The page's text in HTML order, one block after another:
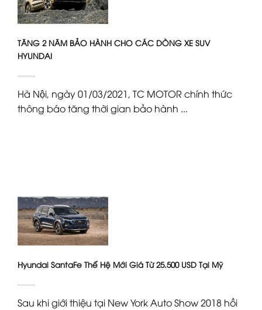
TĂNG 2 NĂM BẢO HÀNH CHO CÁC DÒNG XE SUV
HYUNDAI
Hà Nội, ngày 01/03/2021, TC MOTOR chính thức
thông báo tăng thời gian bảo hành ...
Hyundai SantaFe Thế Hệ Mới Giá Từ 25.500 USD Tại Mỹ
Sau khi giới thiệu tại New York Auto Show 2018 hồi